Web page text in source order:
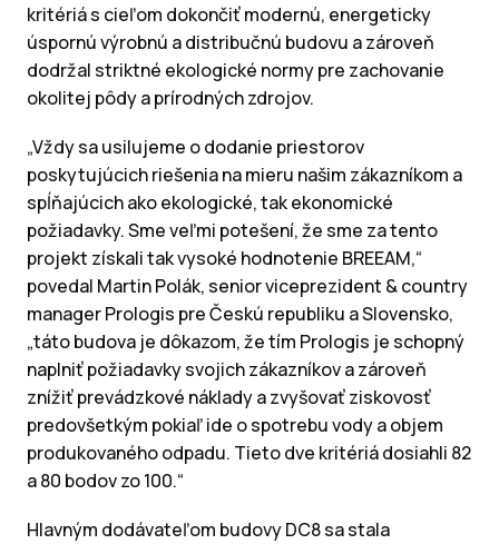
kritériá s cieľom dokončiť modernú, energeticky
úspornú výrobnú a distribučnú budovu a zároveň
dodržal striktné ekologické normy pre zachovanie
okolitej pôdy a prírodných zdrojov.
„Vždy sa usilujeme o dodanie priestorov
poskytujúcich riešenia na mieru našim zákazníkom a
spĺňajúcich ako ekologické, tak ekonomické
požiadavky. Sme veľmi potešení, že sme za tento
projekt získali tak vysoké hodnotenie BREEAM,“
povedal Martin Polák, senior viceprezident & country
manager Prologis pre Českú republiku a Slovensko,
„táto budova je dôkazom, že tím Prologis je schopný
naplniť požiadavky svojich zákazníkov a zároveň
znížiť prevádzkové náklady a zvyšovať ziskovosť
predovšetkým pokiaľ ide o spotrebu vody a objem
produkovaného odpadu. Tieto dve kritériá dosiahli 82
a 80 bodov zo 100.“
Hlavným dodávateľom budovy DC8 sa stala